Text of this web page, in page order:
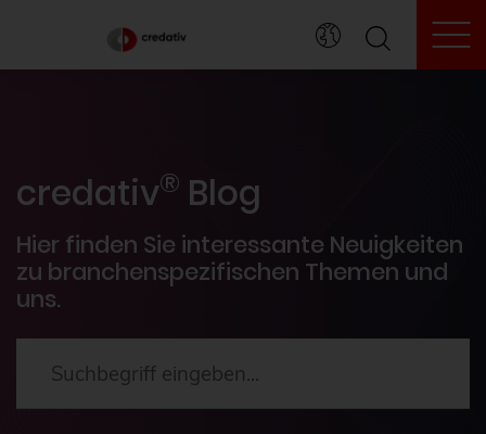
credativ® Blog
Hier finden Sie interessante Neuigkeiten
zu branchenspezifischen Themen und
uns.
Veranstaltungen
PostgreSQL®